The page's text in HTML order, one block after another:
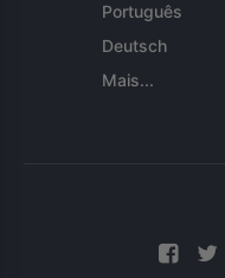
Português
Deutsch
Mais...